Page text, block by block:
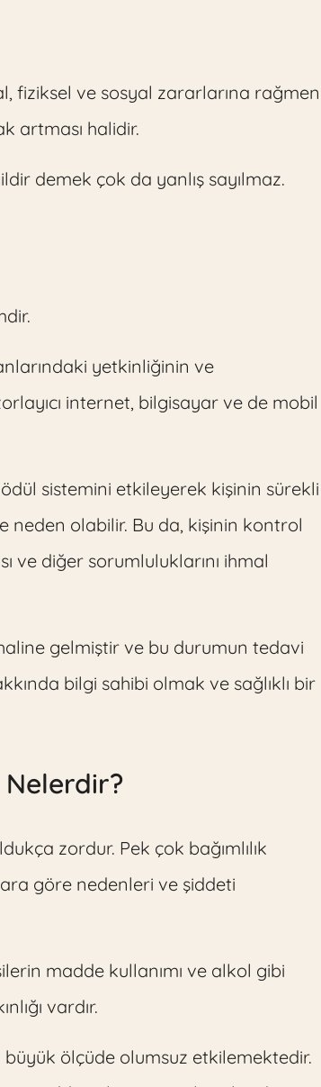
fiziksel ve sosyal zararlarına rağmen
artması halidir.
demek çok da yanlış sayılmaz.
yetkinliğinin ve
internet, bilgisayar ve de mobil
ödül sistemini etkileyerek kişinin sürekli
neden olabilir. Bu da, kişinin kontrol
ve diğer sorumluluklarını ihmal
gelmiştir ve bu durumun tedavi
bilgi sahibi olmak ve sağlıklı bir
Nelerdir?
zordur. Pek çok bağımlılık
göre nedenleri ve şiddeti
madde kullanımı ve alkol gibi
vardır.
büyük ölçüde olumsuz etkilemektedir.